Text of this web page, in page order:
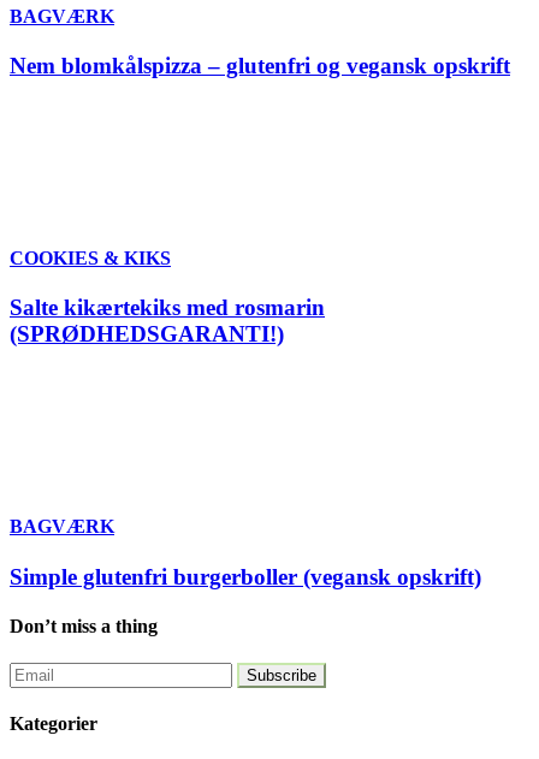
BAGVÆRK
Nem blomkålspizza – glutenfri og vegansk opskrift
COOKIES & KIKS
Salte kikærtekiks med rosmarin
(SPRØDHEDSGARANTI!)
BAGVÆRK
Simple glutenfri burgerboller (vegansk opskrift)
Don’t miss a thing
Kategorier